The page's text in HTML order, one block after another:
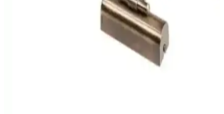
Bu makalede, Akbudak ve Burenze'nin modern aydınlatma ürünleri
detaylı karşılaştırmasıyla, ihtiyaçlarınıza en uygun seçimi yapmanıza
yardımcı olacak bilgiler sunuluyor.
Legacy Sare Aplik ve Ucuz Geldi Krom Ayna Üstü